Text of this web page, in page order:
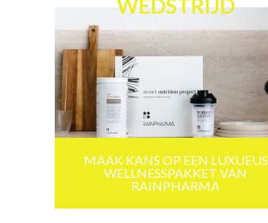
WEDSTRIJD
MAAK KANS OP EEN LUXUEUS
WELLNESSPAKKET VAN
RAINPHARMA